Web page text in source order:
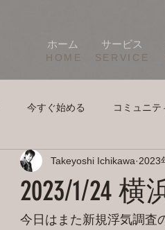
ホーム サービス
HOME SERVICE
今すぐ始める コミュニテ
2023/1/24
Takeyoshi Ichikawa 2023
今日はまた新規浮気調査